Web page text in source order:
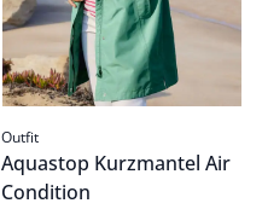
Outfit
Aquastop Kurzmantel Air
Condition